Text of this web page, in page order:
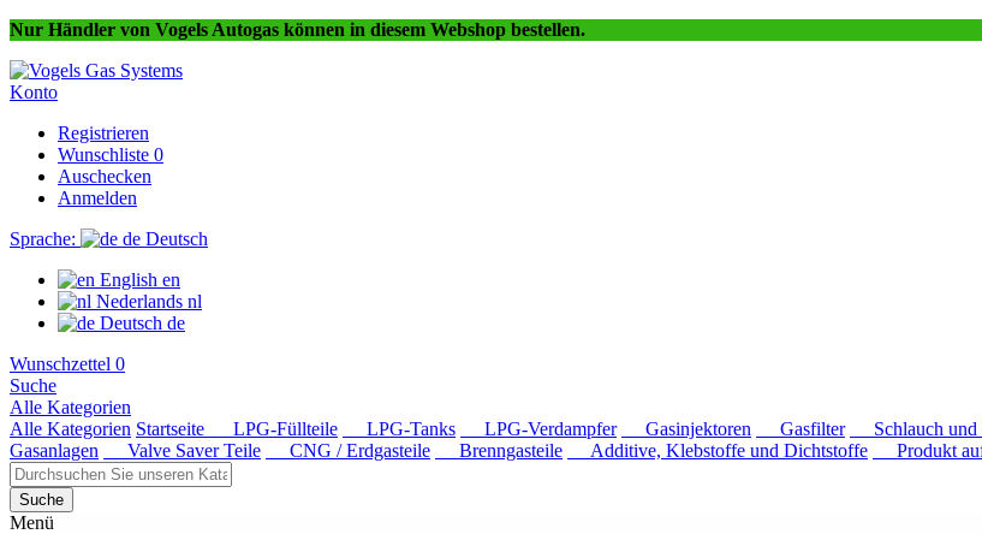
Nur Händler von Vogels Autogas können in diesem Webshop bestellen.
Konto
Registrieren
Wunschliste 0
Auschecken
Anmelden
Sprache:
de Deutsch
English en
Nederlands nl
Deutsch de
Wunschzettel 0
Suche
Alle Kategorien
Alle Kategorien Startseite LPG-Füllteile LPG-Tanks LPG-Verdampfer Gasinjektoren Gasfilter Schlauch und
Gasanlagen
Valve Saver Teile CNG / Erdgasteile Brenngasteile Additive, Klebstoffe und Dichtstoffe Produkt
Suche
Menü